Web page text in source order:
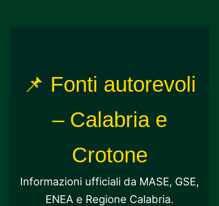
📌 Fonti autorevoli
– Calabria e
Crotone
Informazioni ufficiali da MASE, GSE,
ENEA e Regione Calabria.